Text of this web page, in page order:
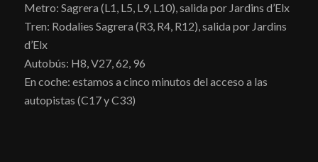
Metro: Sagrera (L1, L5, L9, L10), salida por Jardins d’Elx
Tren: Rodalies Sagrera (R3, R4, R12), salida por Jardins
d’Elx
Autobús: H8, V27, 62, 96
En coche: estamos a cinco minutos del acceso a las
autopistas (C17 y C33)